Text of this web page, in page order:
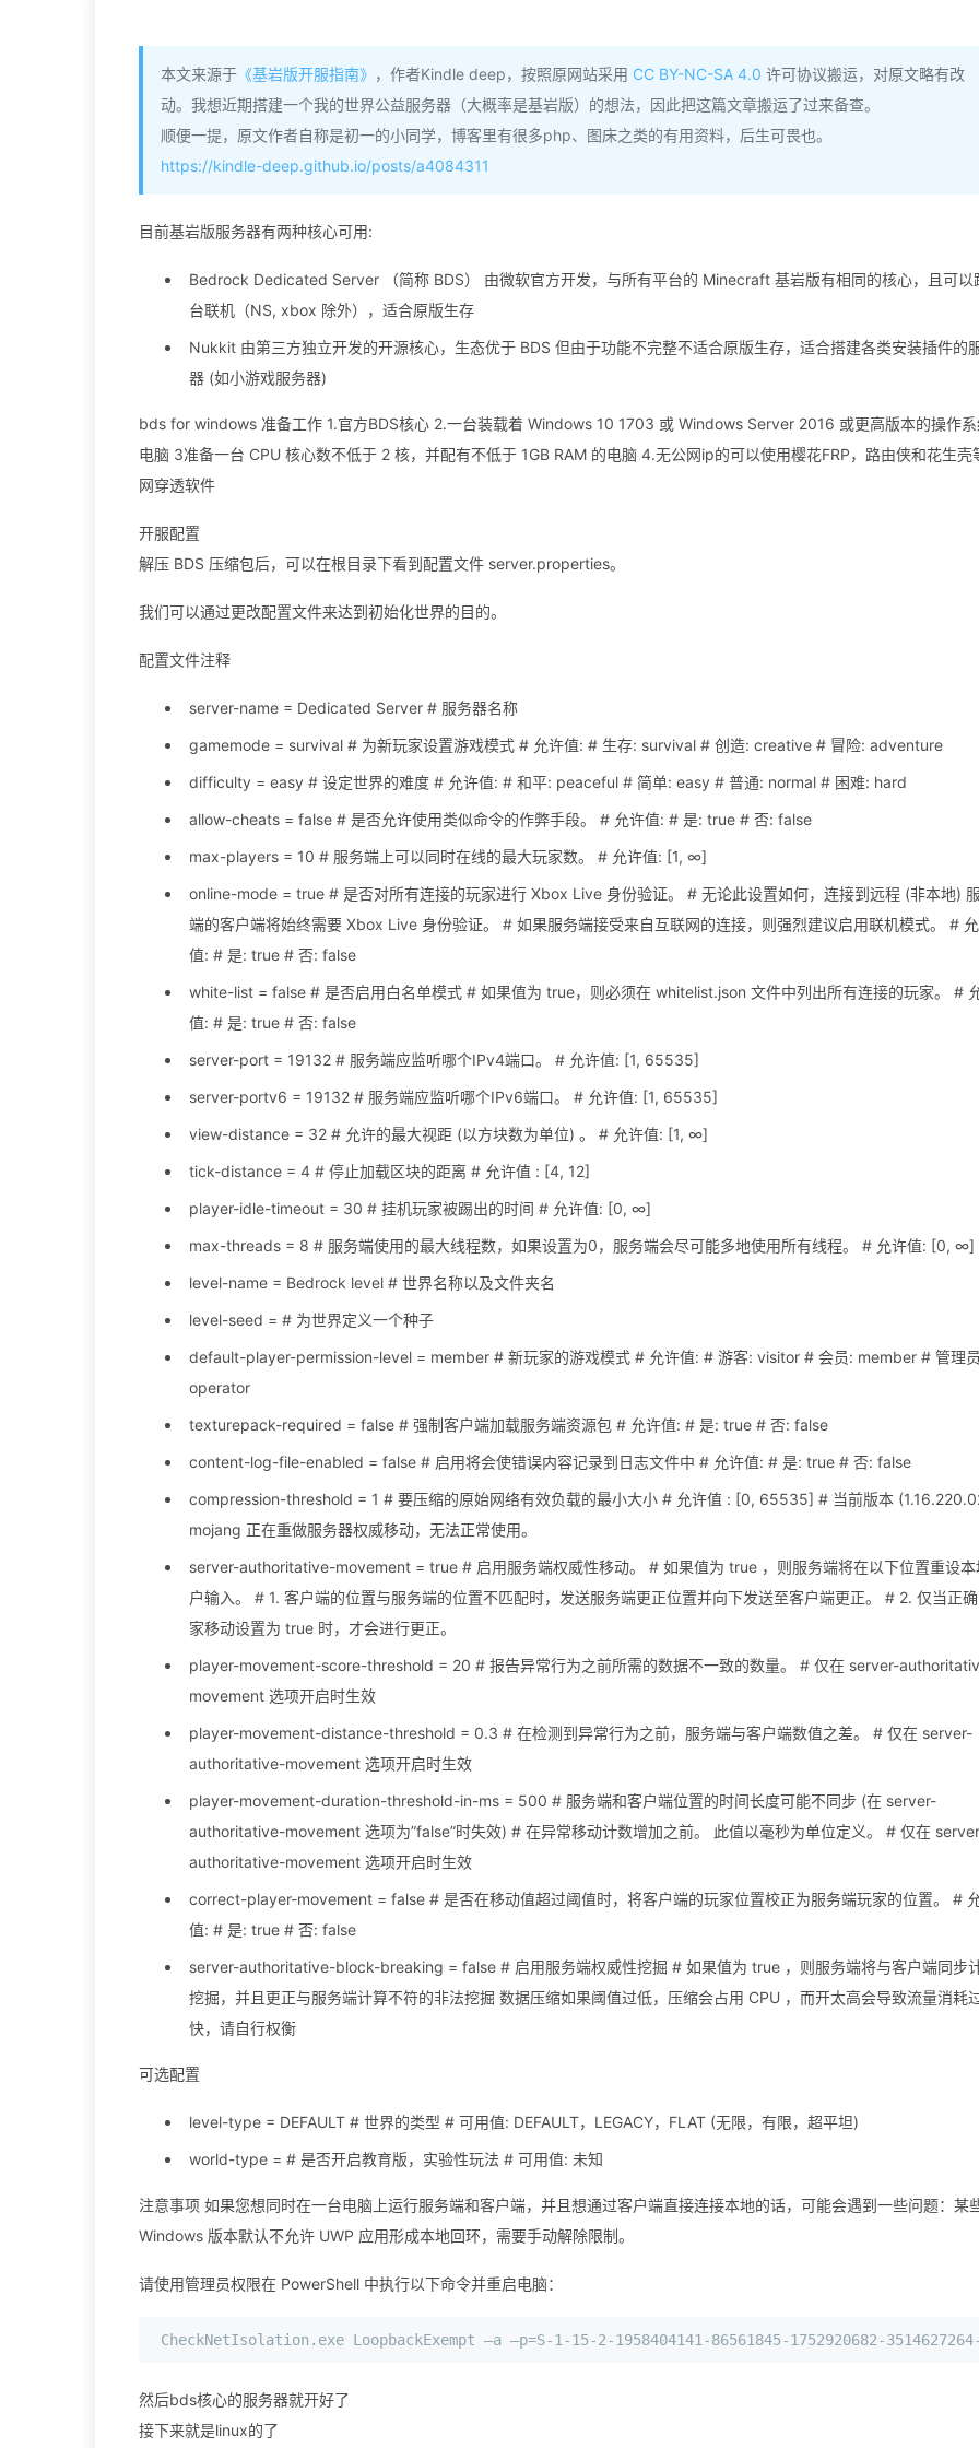
本文来源于 《基岩版开服指南》 ，作者Kindle deep，按照原网站采用 CC BY-NC-SA 4.0 许可协议搬运，对原文略有改
动。我想近期搭建一个我的世界公益服务器（大概率是基岩版）的想法，因此把这篇文章搬运了过来备查。
顺便一提，原文作者自称是初一的小同学，博客里有很多php、图床之类的有用资料，后生可畏也。
https://kindle-deep.github.io/posts/a4084311
目前基岩版服务器有两种核心可用:
Bedrock Dedicated Server （简称 BDS） 由微软官方开发，与所有平台的 Minecraft 基岩版有相同的核心，且可以
台联机（NS, xbox 除外），适合原版生存
Nukkit 由第三方独立开发的开源核心，生态优于 BDS 但由于功能不完整不适合原版生存，适合搭建各类安装插件的
器 (如小游戏服务器)
bds for windows 准备工作 1.官方BDS核心 2.一台装载着 Windows 10 1703 或 Windows Server 2016 或更高版本的操作
电脑 3准备一台 CPU 核心数不低于 2 核，并配有不低于 1GB RAM 的电脑 4.无公网ip的可以使用樱花FRP，路由侠和花生壳
网穿透软件
开服配置
解压 BDS 压缩包后，可以在根目录下看到配置文件 server.properties。
我们可以通过更改配置文件来达到初始化世界的目的。
配置文件注释
server-name = Dedicated Server # 服务器名称
gamemode = survival # 为新玩家设置游戏模式 # 允许值: # 生存: survival # 创造: creative # 冒险: adventure
difficulty = easy # 设定世界的难度 # 允许值: # 和平: peaceful # 简单: easy # 普通: normal # 困难: hard
allow-cheats = false # 是否允许使用类似命令的作弊手段。 # 允许值: # 是: true # 否: false
max-players = 10 # 服务端上可以同时在线的最大玩家数。 # 允许值: [1, ∞]
online-mode = true # 是否对所有连接的玩家进行 Xbox Live 身份验证。 # 无论此设置如何，连接到远程 (非本地)
端的客户端将始终需要 Xbox Live 身份验证。 # 如果服务端接受来自互联网的连接，则强烈建议启用联机模式。 #
值: # 是: true # 否: false
white-list = false # 是否启用白名单模式 # 如果值为 true，则必须在 whitelist.json 文件中列出所有连接的玩家。 #
值: # 是: true # 否: false
server-port = 19132 # 服务端应监听哪个IPv4端口。 # 允许值: [1, 65535]
server-portv6 = 19132 # 服务端应监听哪个IPv6端口。 # 允许值: [1, 65535]
view-distance = 32 # 允许的最大视距 (以方块数为单位) 。 # 允许值: [1, ∞]
tick-distance = 4 # 停止加载区块的距离 # 允许值 : [4, 12]
player-idle-timeout = 30 # 挂机玩家被踢出的时间 # 允许值: [0, ∞]
max-threads = 8 # 服务端使用的最大线程数，如果设置为0，服务端会尽可能多地使用所有线程。 # 允许值: [0, ∞]
level-name = Bedrock level # 世界名称以及文件夹名
level-seed = # 为世界定义一个种子
default-player-permission-level = member # 新玩家的游戏模式 # 允许值: # 游客: visitor # 会员: member # 管理
operator
texturepack-required = false # 强制客户端加载服务端资源包 # 允许值: # 是: true # 否: false
content-log-file-enabled = false # 启用将会使错误内容记录到日志文件中 # 允许值: # 是: true # 否: false
compression-threshold = 1 # 要压缩的原始网络有效负载的最小大小 # 允许值 : [0, 65535] # 当前版本
mojang 正在重做服务器权威移动，无法正常使用。
server-authoritative-movement = true # 启用服务端权威性移动。 # 如果值为 true ，则服务端将在以下位置重设本
户输入。 # 1. 客户端的位置与服务端的位置不匹配时，发送服务端更正位置并向下发送至客户端更正。 # 2. 仅当正
家移动设置为 true 时，才会进行更正。
player-movement-score-threshold = 20 # 报告异常行为之前所需的数据不一致的数量。 # 仅在 server-
movement 选项开启时生效
player-movement-distance-threshold = 0.3 # 在检测到异常行为之前，服务端与客户端数值之差。 # 仅在 server-
authoritative-movement 选项开启时生效
player-movement-duration-threshold-in-ms = 500 # 服务端和客户端位置的时间长度可能不同步 (在 server-
authoritative-movement 选项为”false”时失效) # 在异常移动计数增加之前。 此值以毫秒为单位定义。 # 仅在
authoritative-movement 选项开启时生效
correct-player-movement = false # 是否在移动值超过阈值时，将客户端的玩家位置校正为服务端玩家的位置。 #
值: # 是: true # 否: false
server-authoritative-block-breaking = false # 启用服务端权威性挖掘 # 如果值为 true ，则服务端将与客户端同步
挖掘，并且更正与服务端计算不符的非法挖掘 数据压缩如果阈值过低，压缩会占用 CPU ，而开太高会导致流量消耗
快，请自行权衡
可选配置
level-type = DEFAULT # 世界的类型 # 可用值: DEFAULT，LEGACY，FLAT (无限，有限，超平坦)
world-type = # 是否开启教育版，实验性玩法 # 可用值: 未知
注意事项 如果您想同时在一台电脑上运行服务端和客户端，并且想通过客户端直接连接本地的话，可能会遇到一些问题：某
Windows 版本默认不允许 UWP 应用形成本地回环，需要手动解除限制。
请使用管理员权限在 PowerShell 中执行以下命令并重启电脑：
然后bds核心的服务器就开好了
接下来就是linux的了